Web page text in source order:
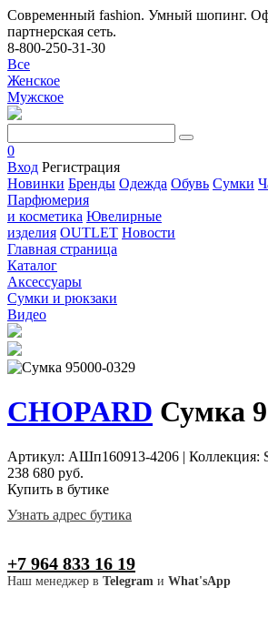
Современный fashion. Умный шопинг.
партнерская сеть.
8-800-250-31-30
Все
Женское
Мужское
0
Вход Регистрация
Новинки Бренды Одежда Обувь Сумки
Парфюмерия
и косметика Ювелирные
изделия OUTLET Новости
Главная страница
Каталог
Аксессуары
Сумки и рюкзаки
Видео
CHOPARD Сумка
Артикул: АШп160913-4206 | Коллекция:
238 680 руб.
Купить в бутике
Узнать адрес бутика
+7 964 833 16 19
Наш менеджер в Telegram и What'sApp